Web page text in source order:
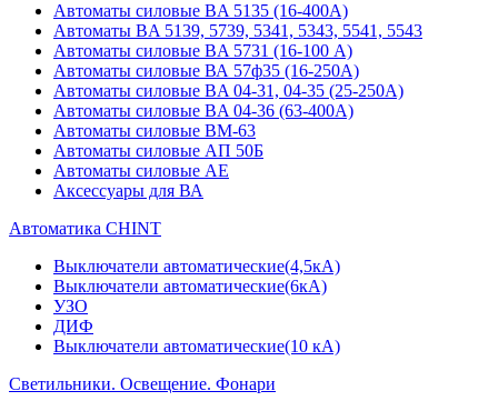
Автоматы силовые BA 5135 (16-400А)
Автоматы BA 5139, 5739, 5341, 5343, 5541, 5543
Автоматы силовые BA 5731 (16-100 А)
Автоматы силовые ВА 57ф35 (16-250А)
Автоматы силовые BA 04-31, 04-35 (25-250А)
Автоматы силовые BA 04-36 (63-400А)
Автоматы силовые ВМ-63
Автоматы силовые АП 50Б
Автоматы силовые АЕ
Аксессуары для ВА
Автоматика CHINT
Выключатели автоматические(4,5кА)
Выключатели автоматические(6кА)
УЗО
ДИФ
Выключатели автоматические(10 кА)
Светильники. Освещение. Фонари